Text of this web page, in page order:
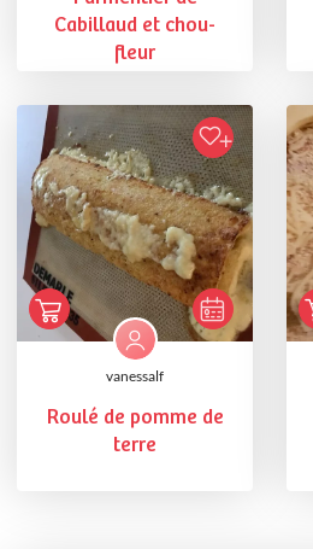
Cabillaud et chou-
fleur
vanessalf
Roulé de pomme de
terre